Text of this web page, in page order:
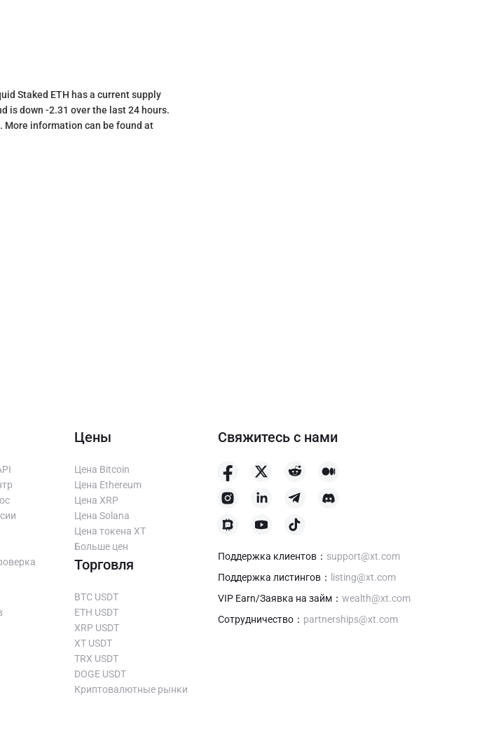
Staked ETH has a current supply
is down -2.31 over the last 24 hours.
More information can be found at
Цены
Цена Bitcoin
Цена Ethereum
Цена XRP
Цена Solana
Цена токена XT
Больше цен
Торговля
BTC USDT
ETH USDT
XRP USDT
XT USDT
TRX USDT
DOGE USDT
Криптовалютные рынки
Свяжитесь с нами
Поддержка клиентов ： support@xt.com
Поддержка листингов ：
listing@xt.com
VIP Earn/Заявка на займ ： wealth@xt.com
Сотрудничество ： partnerships@xt.com